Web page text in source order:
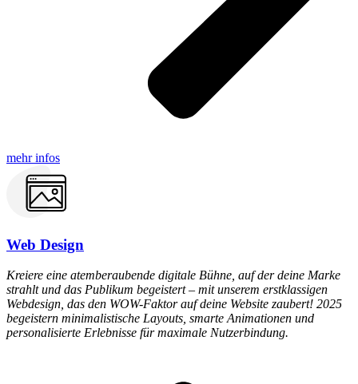
mehr infos
Web Design​
Kreiere eine atemberaubende digitale Bühne, auf der deine Marke
strahlt und das Publikum begeistert – mit unserem erstklassigen
Webdesign, das den WOW-Faktor auf deine Website zaubert! 2025
begeistern minimalistische Layouts, smarte Animationen und
personalisierte Erlebnisse für maximale Nutzerbindung.